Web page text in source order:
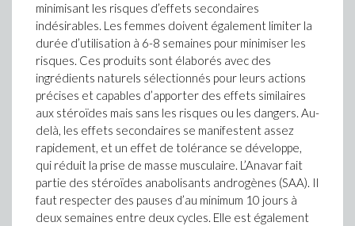
minimisant les risques d’effets secondaires
indésirables. Les femmes doivent également limiter la
durée d’utilisation à 6-8 semaines pour minimiser les
risques. Ces produits sont élaborés avec des
ingrédients naturels sélectionnés pour leurs actions
précises et capables d’apporter des effets similaires
aux stéroïdes mais sans les risques ou les dangers. Au-
delà, les effets secondaires se manifestent assez
rapidement, et un effet de tolérance se développe,
qui réduit la prise de masse musculaire. L’Anavar fait
partie des stéroïdes anabolisants androgènes (SAA). Il
faut respecter des pauses d’au minimum 10 jours à
deux semaines entre deux cycles. Elle est également